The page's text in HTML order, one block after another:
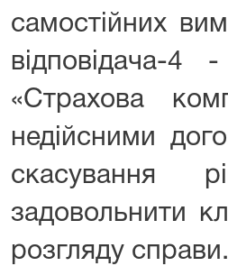
самостійних
відповідача-4
«Страхова
недійсними
скасування
задовольнити
розгляду справи.